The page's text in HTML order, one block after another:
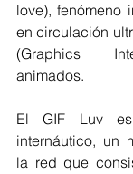
love), fenómeno
en circulación
(Graphics
animados.
El GIF Luv
internáutico, un
la red que